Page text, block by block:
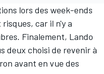
lors des week-ends
car il n'y a
Finalement, Lando
deux choisi de revenir à
avant en vue des